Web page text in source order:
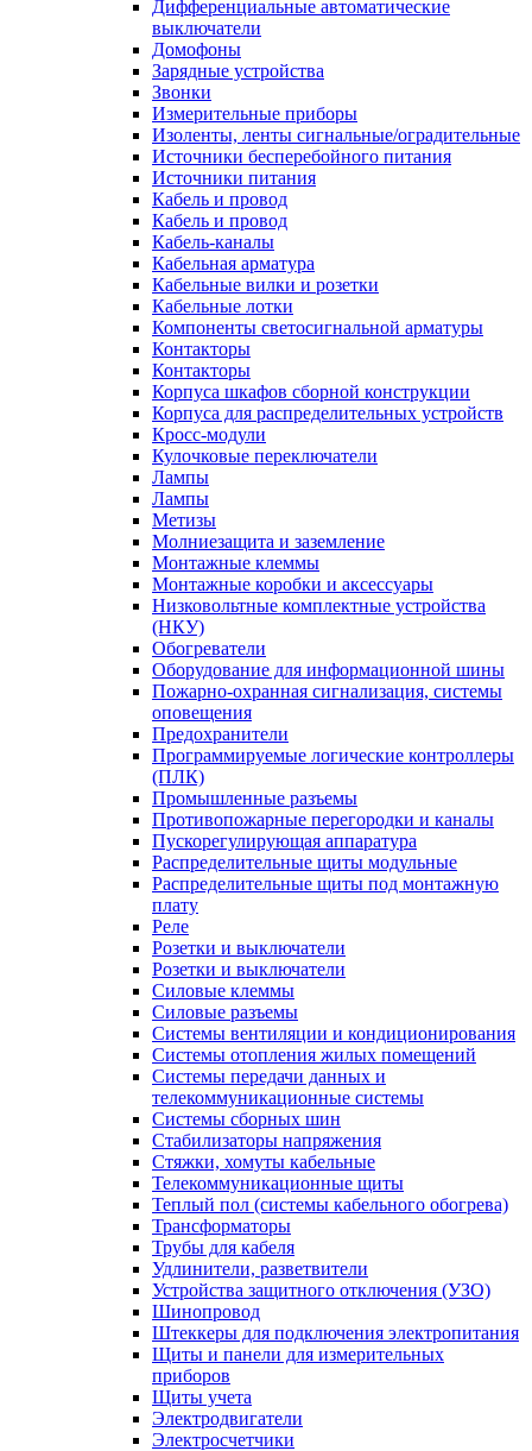
Дифференциальные автоматические
выключатели
Домофоны
Зарядные устройства
Звонки
Измерительные приборы
Изоленты, ленты сигнальные/оградительные
Источники бесперебойного питания
Источники питания
Кабель и провод
Кабель и провод
Кабель-каналы
Кабельная арматура
Кабельные вилки и розетки
Кабельные лотки
Компоненты светосигнальной арматуры
Контакторы
Контакторы
Корпуса шкафов сборной конструкции
Корпуса для распределительных устройств
Кросс-модули
Кулочковые переключатели
Лампы
Лампы
Метизы
Молниезащита и заземление
Монтажные клеммы
Монтажные коробки и аксессуары
Низковольтные комплектные устройства
(НКУ)
Обогреватели
Оборудование для информационной шины
Пожарно-охранная сигнализация, системы
оповещения
Предохранители
Программируемые логические контроллеры
(ПЛК)
Промышленные разъемы
Противопожарные перегородки и каналы
Пускорегулирующая аппаратура
Распределительные щиты модульные
Распределительные щиты под монтажную
плату
Реле
Розетки и выключатели
Розетки и выключатели
Силовые клеммы
Силовые разъемы
Системы вентиляции и кондиционирования
Системы отопления жилых помещений
Системы передачи данных и
телекоммуникационные системы
Системы сборных шин
Стабилизаторы напряжения
Стяжки, хомуты кабельные
Телекоммуникационные щиты
Теплый пол (системы кабельного обогрева)
Трансформаторы
Трубы для кабеля
Удлинители, разветвители
Устройства защитного отключения (УЗО)
Шинопровод
Штеккеры для подключения электропитания
Щиты и панели для измерительных
приборов
Щиты учета
Электродвигатели
Электросчетчики